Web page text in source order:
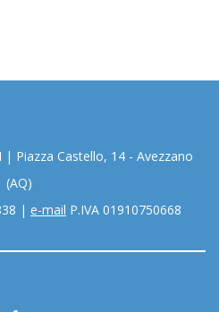
| Piazza Castello, 14 - Avezzano
(AQ)
| e-mail P.IVA 01910750668